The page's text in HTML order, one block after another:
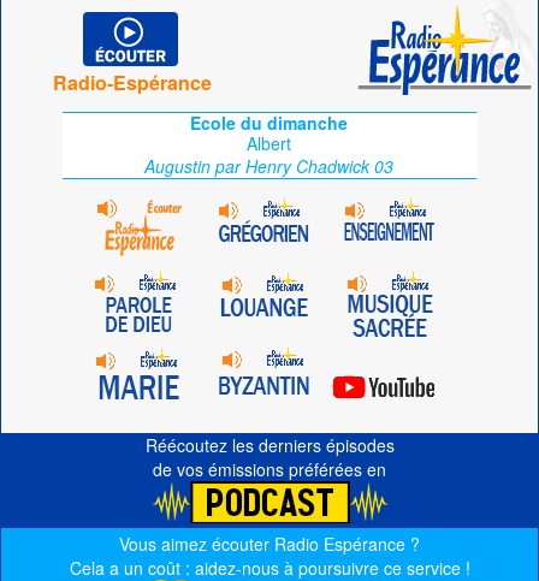
Radio-Espérance
Ecole du dimanche
Albert
Augustin par Henry Chadwick 03
Réécoutez les derniers épisodes
de vos émissions préférées en
Vous aimez écouter Radio Espérance ?
Cela a un coût : aidez-nous à poursuivre ce service !